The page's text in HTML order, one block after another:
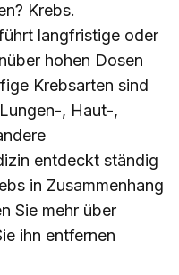
Krebs.
langfristige oder
hohen Dosen
Krebsarten sind
, Haut-,
entdeckt ständig
in Zusammenhang
Sie mehr über
ihn entfernen